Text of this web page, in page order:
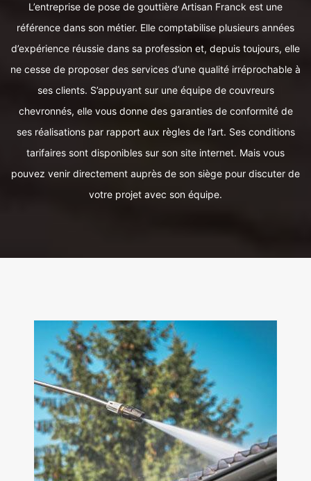
L’entreprise de pose de gouttière Artisan Franck est une
référence dans son métier. Elle comptabilise plusieurs années
d’expérience réussie dans sa profession et, depuis toujours, elle
ne cesse de proposer des services d’une qualité irréprochable à
ses clients. S’appuyant sur une équipe de couvreurs
chevronnés, elle vous donne des garanties de conformité de
ses réalisations par rapport aux règles de l’art. Ses conditions
tarifaires sont disponibles sur son site internet. Mais vous
pouvez venir directement auprès de son siège pour discuter de
votre projet avec son équipe.